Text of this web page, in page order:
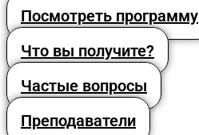
Посмотреть программу
Что вы получите?
Частые вопросы
Преподаватели